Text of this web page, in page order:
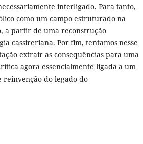
interligado. Para tanto,
como um campo estruturado na
a partir de uma reconstrução
cassireriana. Por fim, tentamos nesse
extrair as consequências para uma
agora essencialmente ligada a um
do legado do